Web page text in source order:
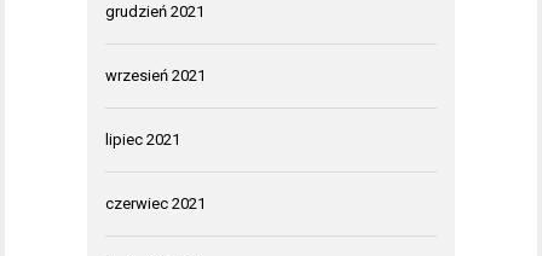
grudzień 2021
wrzesień 2021
lipiec 2021
czerwiec 2021